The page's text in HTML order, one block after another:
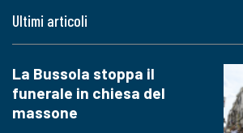
Ultimi articoli
La Bussola stoppa il
funerale in chiesa del
massone